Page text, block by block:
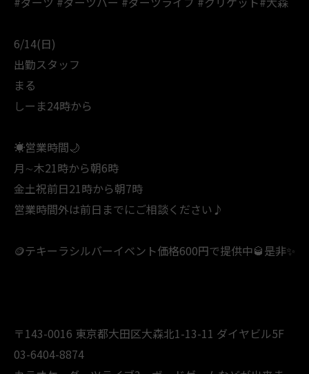
6/14(日)
出勤スタッフ
まる
しーま24時から
☀️営業時間🌙
月∼木21時から朝6時
金土祝前日21時から朝7時
営業時間外は前日までにご相談ください♪
🪙テキーラシルバーイベント価格600円で提供中🥃是非✨
〒143-0016 東京都大田区大森北1-13-11 ダイヤビル5F
03-6404-8874